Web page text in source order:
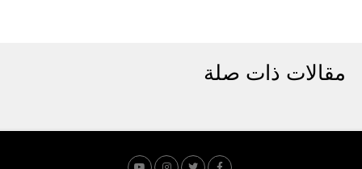
مقالات ذات صلة